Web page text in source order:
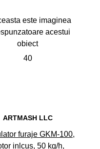
40
ARTMASH LLC
furaje GKM-100,
inlcus, 50 kg/h,